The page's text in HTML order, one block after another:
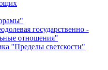
государственно -
отношения"
"Пределы светскости"